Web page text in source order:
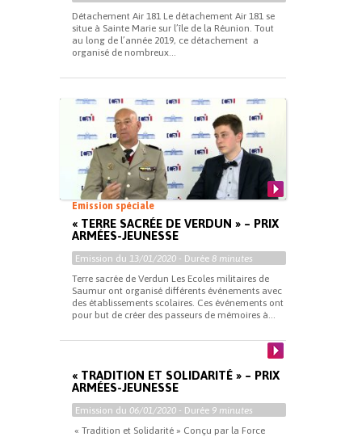
Détachement Air 181 Le détachement Air 181 se
situe à Sainte Marie sur l’île de la Réunion. Tout
au long de l’année 2019, ce détachement a
organisé de nombreux...
Emission spéciale
« TERRE SACRÉE DE VERDUN » – PRIX
ARMÉES-JEUNESSE
Emission du 13/01/2020 - Durée 8 minutes
Terre sacrée de Verdun Les Ecoles militaires de
Saumur ont organisé différents événements avec
des établissements scolaires. Ces événements ont
pour but de créer des passeurs de mémoires à...
« TRADITION ET SOLIDARITÉ » – PRIX
ARMÉES-JEUNESSE
Emission du 06/01/2020 - Durée 9 minutes
« Tradition et Solidarité » Conçu par la Force